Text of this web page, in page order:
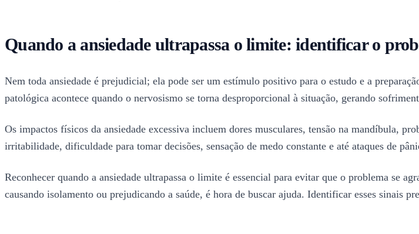
Quando a ansiedade ultrapassa o limite: identificar o
Nem toda ansiedade é prejudicial; ela pode ser um estímulo positivo para o estudo e a
patológica acontece quando o nervosismo se torna desproporcional à situação, gerando
Os impactos físicos da ansiedade excessiva incluem dores musculares, tensão na mandíbula,
irritabilidade, dificuldade para tomar decisões, sensação de medo constante e até ataques de
Reconhecer quando a ansiedade ultrapassa o limite é essencial para evitar que o problema se
causando isolamento ou prejudicando a saúde, é hora de buscar ajuda. Identificar esses sinais